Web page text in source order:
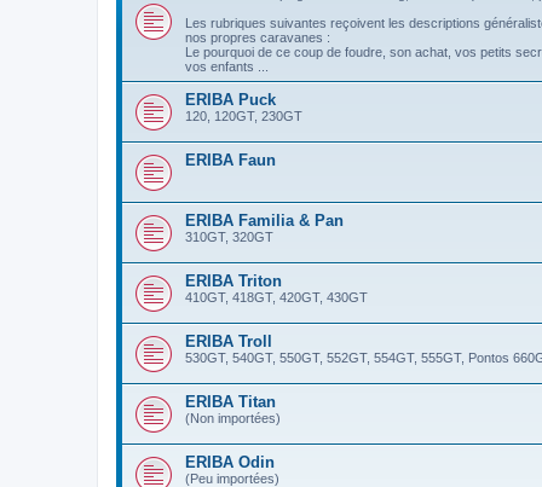
Les rubriques suivantes reçoivent les descriptions
nos propres caravanes :
Le pourquoi de ce coup de foudre, son achat, vos petits
vos enfants ...
ERIBA Puck
120, 120GT, 230GT
ERIBA Faun
ERIBA Familia & Pan
310GT, 320GT
ERIBA Triton
410GT, 418GT, 420GT, 430GT
ERIBA Troll
530GT, 540GT, 550GT, 552GT, 554GT, 555GT, Pontos
ERIBA Titan
(Non importées)
ERIBA Odin
(Peu importées)